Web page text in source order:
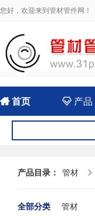
您好，欢迎来到管材管件网！
首页 产品
产品目录： 管材 
全部分类 管材